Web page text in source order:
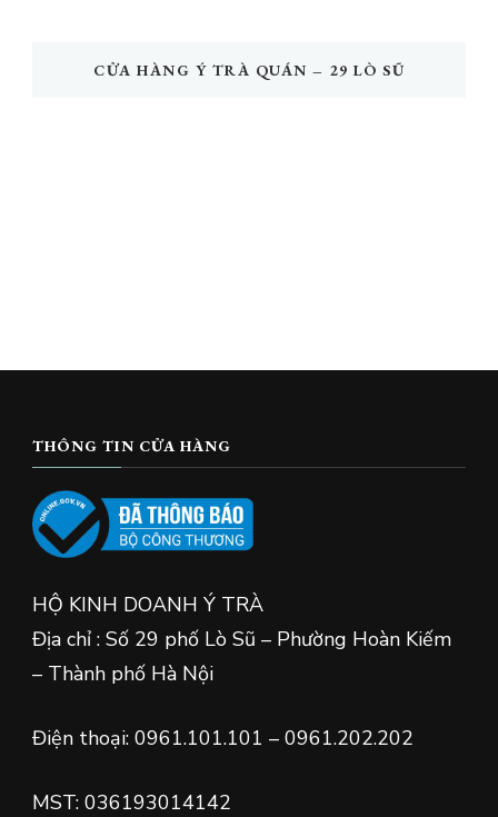
CỬA HÀNG Ý TRÀ QUÁN – 29 LÒ SŨ
THÔNG TIN CỬA HÀNG
HỘ KINH DOANH Ý TRÀ
Địa chỉ : Số 29 phố Lò Sũ – Phường Hoàn Kiếm
– Thành phố Hà Nội
Điện thoại: 0961.101.101 – 0961.202.202
MST: 036193014142